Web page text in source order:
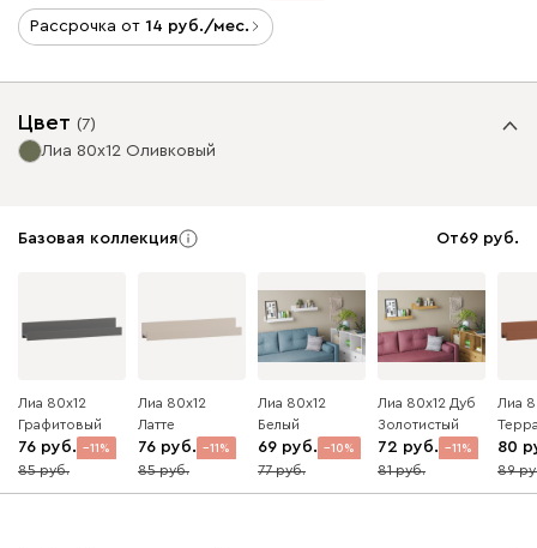
Рассрочка от 14 /мес.
Цвет (7)
Лиа 80x12 Оливковый
Базовая коллекция От69
Лиа 80x12
Графитовый
76 11
85
Лиа 80x12
Латте
76 11
85
Лиа 80x12
Белый
69 10
77
Лиа 80x12 Дуб
Золотистый
72 11
81
Лиа
80
89